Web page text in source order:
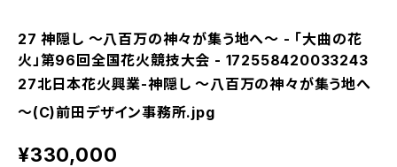
27 神隠し ～八百万の神々が集う地へ～ - 「大曲の花
火」第96回全国花火競技大会 - 172558420033243
27北日本花火興業-神隠し ～八百万の神々が集う地へ
～(C)前田デザイン事務所.jpg
¥330,000